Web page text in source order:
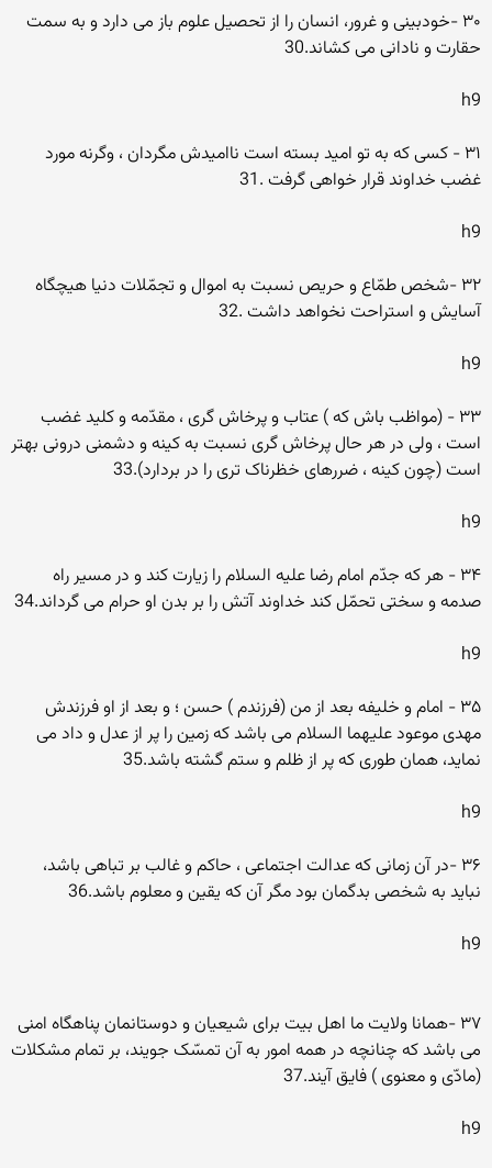
۳۰ -خودبینى و غرور، انسان را از تحصیل علوم باز مى دارد و به سمت
حقارت و نادانى مى کشاند.30
h9
۳۱ - کسى که به تو امید بسته است ناامیدش مگردان ، وگرنه مورد
غضب خداوند قرار خواهى گرفت .31
h9
۳۲ -شخص طمّاع و حریص نسبت به اموال و تجمّلات دنیا هیچگاه
آسایش و استراحت نخواهد داشت .32
h9
۳۳ - (مواظب باش که ) عتاب و پرخاش گرى ، مقدّمه و کلید غضب
است ، ولى در هر حال پرخاش گرى نسبت به کینه و دشمنى درونى بهتر
است (چون کینه ، ضررهاى خظرناک ترى را در بردارد).33
h9
۳۴ - هر که جدّم امام رضا علیه السلام را زیارت کند و در مسیر راه
صدمه و سختى تحمّل کند خداوند آتش را بر بدن او حرام مى گرداند.34
h9
۳۵ - امام و خلیفه بعد از من (فرزندم ) حسن ؛ و بعد از او فرزندش
مهدى موعود علیهما السلام مى باشد که زمین را پر از عدل و داد مى
نماید، همان طورى که پر از ظلم و ستم گشته باشد.35
h9
۳۶ -در آن زمانى که عدالت اجتماعى ، حاکم و غالب بر تباهى باشد،
نباید به شخصى بدگمان بود مگر آن که یقین و معلوم باشد.36
h9
۳۷ -همانا ولایت ما اهل بیت براى شیعیان و دوستانمان پناهگاه امنى
مى باشد که چنانچه در همه امور به آن تمسّک جویند، بر تمام مشکلات
(مادّى و معنوى ) فایق آیند.37
h9